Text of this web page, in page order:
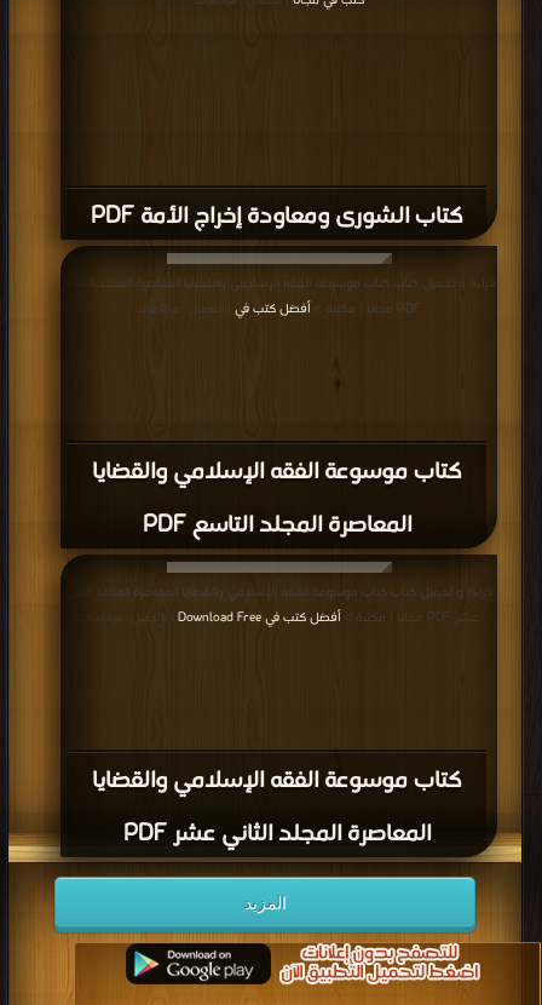
كتاب الشورى ومعاودة إخراج الأمة PDF
كتاب موسوعة الفقه الإسلامي والقضايا
المعاصرة المجلد التاسع PDF
قراءة و تحميل كتاب كتاب موسوعة الفقه الإسلامي والقضايا المعاصرة المجلد التاسع
PDF مجانا | مكتبة >
أفضل كتب في | التحميل : مرة/مرات
كتاب موسوعة الفقه الإسلامي والقضايا
المعاصرة المجلد الثاني عشر PDF
قراءة و تحميل كتاب كتاب موسوعة الفقه الإسلامي والقضايا المعاصرة المجلد الثاني
عشر PDF مجانا | مكتبة >
أفضل كتب في Download Free | التحميل : مرة/مرات
المزيد